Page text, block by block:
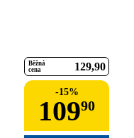
Běžná
cena
129 90
-15%
10990